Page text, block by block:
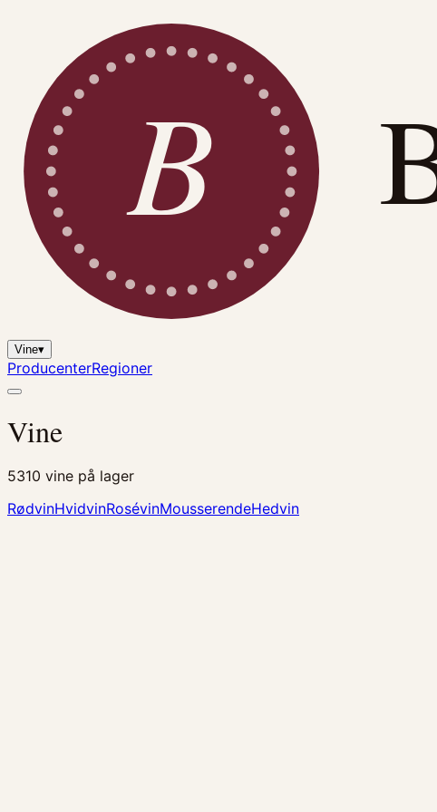
B
Vine▾
ProducenterRegioner
Vine
5310 vine på lager
RødvinHvidvinRosévinMousserendeHedvin